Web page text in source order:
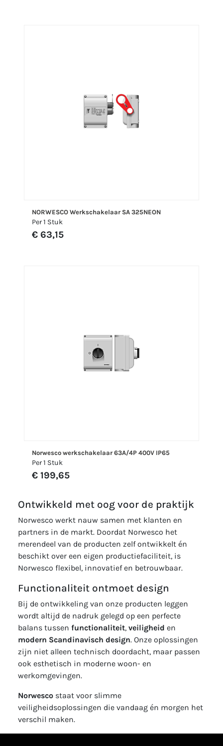
NORWESCO Werkschakelaar SA 325NEON
Per 1 Stuk
€ 63,15
Norwesco werkschakelaar 63A/4P 400V IP65
Per 1 Stuk
€ 199,65
Ontwikkeld met oog voor de praktijk
Norwesco werkt nauw samen met klanten en
partners in de markt. Doordat Norwesco het
merendeel van de producten zelf ontwikkelt én
beschikt over een eigen productiefaciliteit, is
Norwesco flexibel, innovatief en betrouwbaar.
Functionaliteit ontmoet design
Bij de ontwikkeling van onze producten leggen
wordt altijd de nadruk gelegd op een perfecte
balans tussen functionaliteit, veiligheid en
modern Scandinavisch design. Onze oplossingen
zijn niet alleen technisch doordacht, maar passen
ook esthetisch in moderne woon- en
werkomgevingen.
Norwesco staat voor slimme
veiligheidsoplossingen die vandaag én morgen het
verschil maken.